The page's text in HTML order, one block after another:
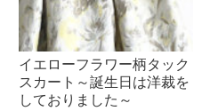
イエローフラワー柄タック
スカート～誕生日は洋裁を
しておりました～